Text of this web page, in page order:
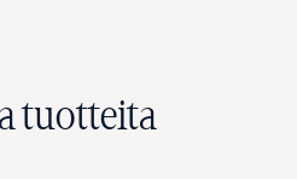
tuotteita